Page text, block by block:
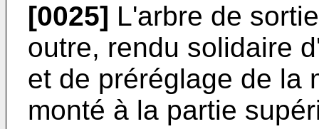
[0025] L'arbre de
outre, rendu solidaire
et de préréglage de la
monté à la partie